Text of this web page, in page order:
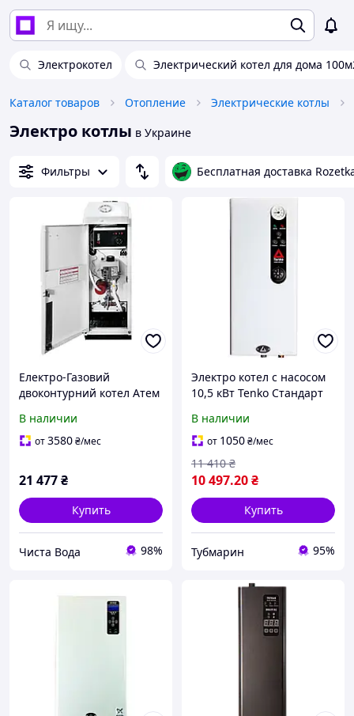
Электрокотел Электрический котел для дома
Каталог товаров Отопление Электрические котлы
Электро котлы в Украине
Фильтры Бесплатная доставка
Електро-Газовий
двоконтурний котел Атем
кВт ТЕН
В наличии
от3580₴/мес
21 477₴
Купить
Чиста Вода 98%
Электро котел с насосом
10,5 кВт Tenko Стандарт
электрический
одноконтурный
электрокотел
В наличии
от 1050₴/мес
10 497.20₴
11 410 ₴
Купить
Тубмарин 95%